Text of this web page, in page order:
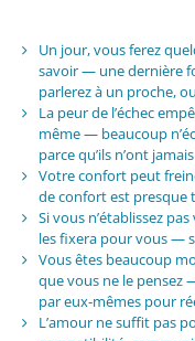
Un jour, vous ferez
savoir — une dernière
parlerez à un proche,
La peur de l’échec
même — beaucoup
parce qu’ils n’ont
Votre confort peut
de confort est presque
Si vous n’établissez
les fixera pour vous —
Vous êtes beaucoup
que vous ne le pensez
par eux-mêmes pour
L’amour ne suffit pas